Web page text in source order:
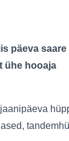
päeva saare
ühe hooaja